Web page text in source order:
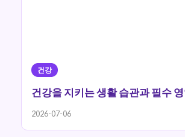
건강
건강을 지키는 생활 습관과 필수
2026-07-06